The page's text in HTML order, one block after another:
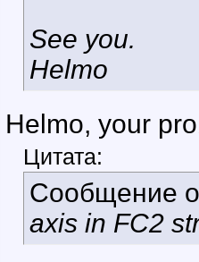
See you.
Helmo
Helmo, your
Цитата:
Сообщение
axis in FC2